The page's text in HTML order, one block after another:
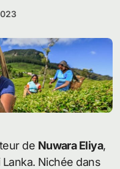
de Nuwara Eliya,
Nichée dans